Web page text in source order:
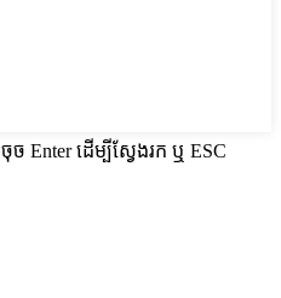
ចុច Enter ដើម្បីស្វែងរក ឬ ESC